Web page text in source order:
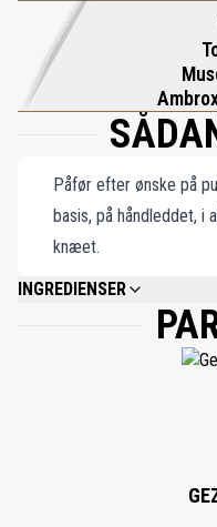
Påfør efter ønske på
basis, på håndleddet, i
knæet.
INGREDIENSER
ALCOHOL DENAT., AQUA
LINALOOL, CITRAL, ALPHA-